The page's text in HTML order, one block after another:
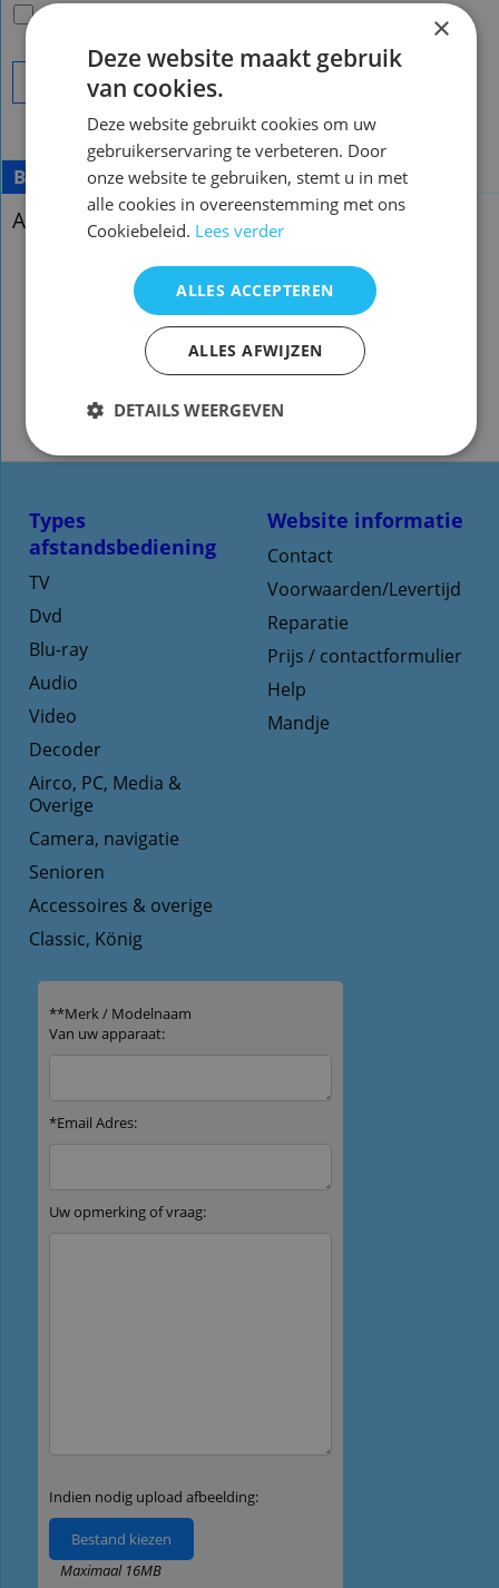
Passende batterijen
Bestel
Beschrijving
Afstandsbediening Sony rm-sp240 dav-sb300
Afstandsbediening Sony rm-sp240
dav-sb300
Voorraad origineel: 1
g.qxx49
Website informatie
Contact
Voorwaarden/Levertijd
Reparatie
Prijs / contactformulier
Help
Mandje
Types
afstandsbediening
TV
Dvd
Blu-ray
Audio
Video
Decoder
Airco, PC, Media &
Overige
Camera, navigatie
Senioren
Accessoires & overige
Classic, König
×
Deze website maakt gebruik
van cookies.
Deze website gebruikt cookies om uw
gebruikerservaring te verbeteren. Door
onze website te gebruiken, stemt u in met
alle cookies in overeenstemming met ons
Cookiebeleid. Lees verder
ALLES ACCEPTEREN
ALLES AFWIJZEN
DETAILS WEERGEVEN